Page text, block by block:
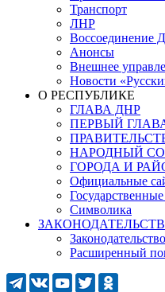
Транспорт
ЛНР
Воссоединение
Анонсы
Внешнее
Новости
О РЕСПУБЛИКЕ
ГЛАВА ДНР
ПЕРВЫЙ
НАРОДНЫЙ
ГОРОДА И
Официальные
Символика
Расширенный